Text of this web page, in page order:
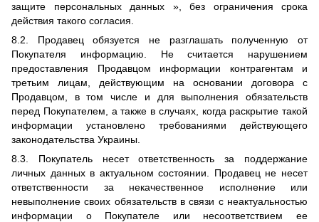
защите персональных данных », без ограничения срока
действия такого согласия.
8.2. Продавец обязуется не разглашать полученную от
Покупателя информацию. Не считается нарушением
предоставления Продавцом информации контрагентам и
третьим лицам, действующим на основании договора с
Продавцом, в том числе и для выполнения обязательств
перед Покупателем, а также в случаях, когда раскрытие такой
информации установлено требованиями действующего
законодательства Украины.
8.3. Покупатель несет ответственность за поддержание
личных данных в актуальном состоянии. Продавец не несет
ответственности за некачественное исполнение или
невыполнение своих обязательств в связи с неактуальностью
информации о Покупателе или несоответствием ее